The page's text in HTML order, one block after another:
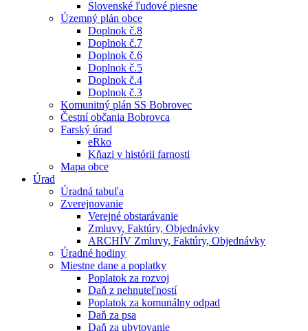
Slovenské ľudové piesne
Územný plán obce
Doplnok č.8
Doplnok č.7
Doplnok č.6
Doplnok č.5
Doplnok č.4
Doplnok č.3
Komunitný plán SS Bobrovec
Čestní občania Bobrovca
Farský úrad
eRko
Kňazi v histórii farnosti
Mapa obce
Úrad
Úradná tabuľa
Zverejnovanie
Verejné obstarávanie
Zmluvy, Faktúry, Objednávky
ARCHÍV Zmluvy, Faktúry, Objednávky
Úradné hodiny
Miestne dane a poplatky
Poplatok za rozvoj
Daň z nehnuteľností
Poplatok za komunálny odpad
Daň za psa
Daň za ubytovanie